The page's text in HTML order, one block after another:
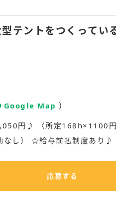
テントをつくってい
Google Map ）
円♪ 〈所定168h×1100
なし） ☆給与前払制度あり♪
応募する